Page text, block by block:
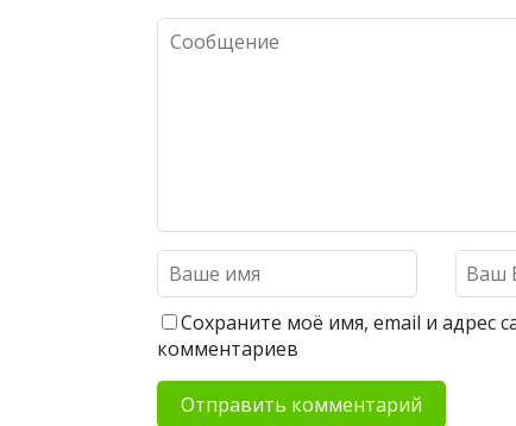
Сохраните моё имя, email и адрес
комментариев